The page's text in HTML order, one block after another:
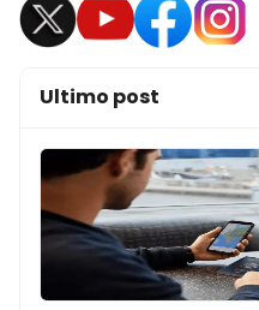
Ultimo post